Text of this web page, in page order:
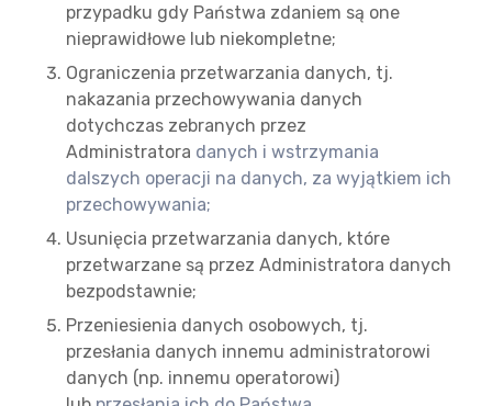
przypadku gdy Państwa zdaniem są one
nieprawidłowe lub niekompletne;
Ograniczenia przetwarzania danych, tj.
nakazania przechowywania danych
dotychczas zebranych przez
Administratora danych i wstrzymania
dalszych operacji na danych, za wyjątkiem ich
przechowywania;
Usunięcia przetwarzania danych, które
przetwarzane są przez Administratora danych
bezpodstawnie;
Przeniesienia danych osobowych, tj.
przesłania danych innemu administratorowi
danych (np. innemu operatorowi)